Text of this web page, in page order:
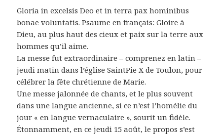
Gloria in excelsis Deo et in terra pax hominibus
bonae voluntatis. Psaume en français: Gloire à
Dieu, au plus haut des cieux et paix sur la terre aux
hommes qu’il aime.
La messe fut extraordinaire – comprenez en latin –
jeudi matin dans l’église SaintPie X de Toulon, pour
célébrer la fête chrétienne de Marie.
Une messe jalonnée de chants, et le plus souvent
dans une langue ancienne, si ce n’est l’homélie du
jour « en langue vernaculaire », sourit un fidèle.
Étonnamment, en ce jeudi 15 août, le propos s’est